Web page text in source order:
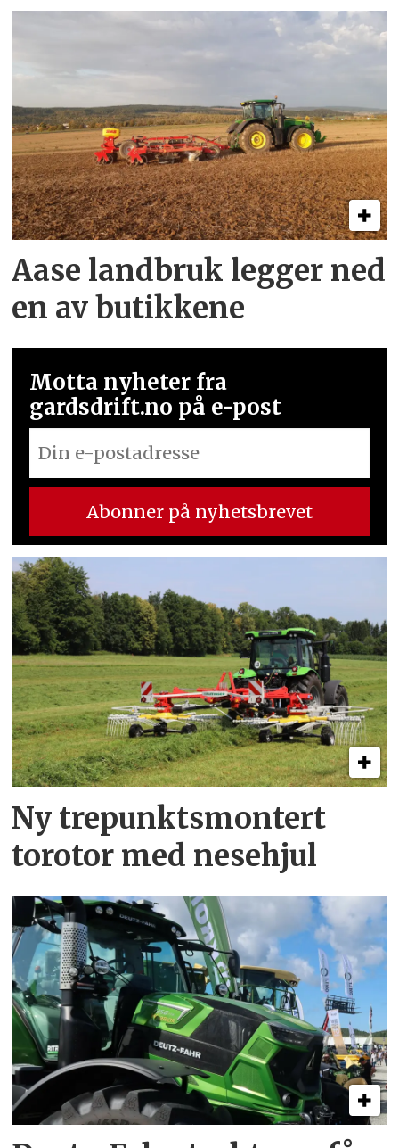
Aase landbruk legger ned
en av butikkene
Motta nyheter fra
gardsdrift.no på e-post
Ny trepunkts­montert
torotor med nesehjul